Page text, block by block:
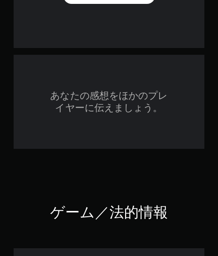
あなたの感想をほかのプレ
イヤーに伝えましょう。
ゲーム／法的情報